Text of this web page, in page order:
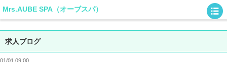
Mrs.AUBE SPA（オーブスパ）
求人ブログ
01/01 09:00